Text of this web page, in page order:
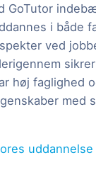
GoTutor
i både
ved
høj faglighed
med
uddannelse